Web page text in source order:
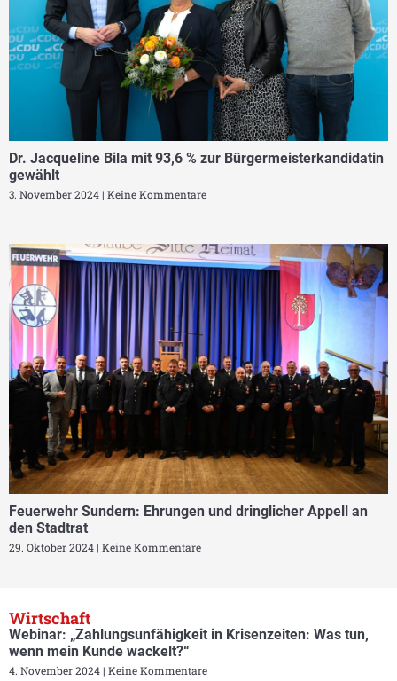
Dr. Jacqueline Bila mit 93,6 % zur Bürgermeisterkandidatin
gewählt
3. November 2024 Keine Kommentare
Feuerwehr Sundern: Ehrungen und dringlicher Appell an
den Stadtrat
29. Oktober 2024 Keine Kommentare
Wirtschaft
Webinar: „Zahlungsunfähigkeit in Krisenzeiten: Was tun,
wenn mein Kunde wackelt?“
4. November 2024 Keine Kommentare